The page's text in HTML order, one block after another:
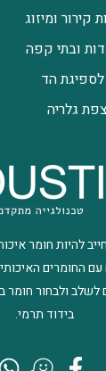
להיות חומר
החומרים
לשלב ולבחור
בידוד תרמי.
קירור ומיזוג
ובתי קפה
הד
גלריה